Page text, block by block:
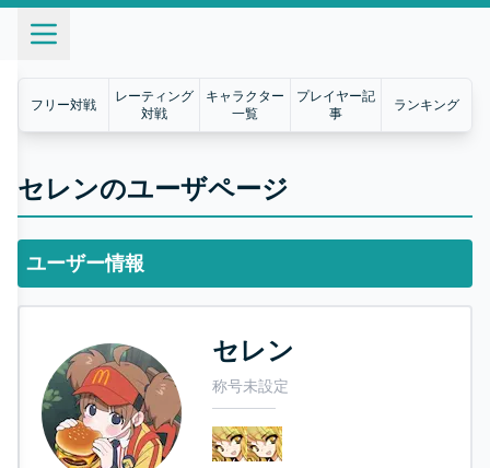
フリー対戦
レーティング
対戦
キャラクター
一覧
プレイヤー記
事
ランキング
セレンのユーザページ
ユーザー情報
セレン
称号未設定